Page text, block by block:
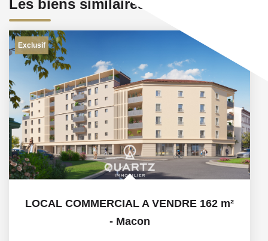
Les biens similaires
Exclusif
LOCAL COMMERCIAL A VENDRE 162 m²
- Macon